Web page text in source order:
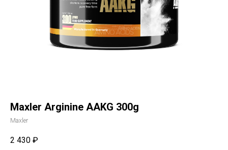
Maxler Arginine AAKG 300g
Maxler
2 430 ₽